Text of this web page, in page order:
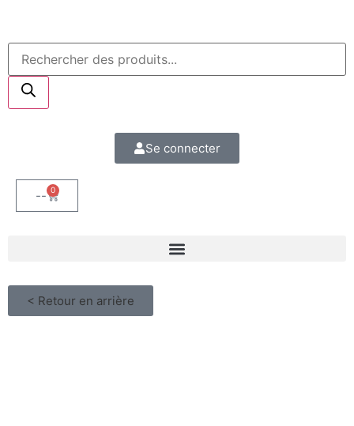
Se connecter
-- 0
< Retour en arrière